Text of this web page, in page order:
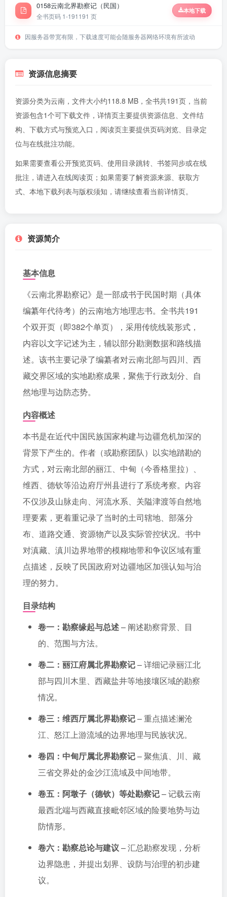
0158云南北界勘察记（民国）
全书页码 1-191 191 页
本地下载
因服务器带宽有限，下载速度可能会随服务器网络环境有所波动
资源信息摘要
资源分类为云南，文件大小约118.8 MB，全书共191页，当前
资源包含1个可下载文件，详情页主要提供资源信息、文件结
构、下载方式与预览入口，阅读页主要提供页码浏览、目录定
位与在线批注功能。
如果需要查看公开预览页码、使用目录跳转、书签同步或在线
批注，请进入在线阅读页 ；如果需要了解资源来源、获取方
式、本地下载列表与版权须知，请继续查看当前详情页。
资源简介
基本信息
《云南北界勘察记》是一部成书于民国时期（具体
编纂年代待考）的云南地方地理志书。全书共191
个双开页（即382个单页），采用传统线装形式，
内容以文字记述为主，辅以部分勘测数据和路线描
述。该书主要记录了编纂者对云南北部与四川、西
藏交界区域的实地勘察成果，聚焦于行政划分、自
然地理与边防态势。
内容概述
本书是在近代中国民族国家构建与边疆危机加深的
背景下产生的。作者（或勘察团队）以实地踏勘的
方式，对云南北部的丽江、中甸（今香格里拉）、
维西、德钦等沿边府厅州县进行了系统考察。内容
不仅涉及山脉走向、河流水系、关隘津渡等自然地
理要素，更着重记录了当时的土司辖地、部落分
布、道路交通、资源物产以及实际管控状况。书中
对滇藏、滇川边界地带的模糊地带和争议区域有重
点描述，反映了民国政府对边疆地区加强认知与治
理的努力。
目录结构
卷一：勘察缘起与总述– 阐述勘察背景、目
的、范围与方法。
卷二：丽江府属北界勘察记– 详细记录丽江北
部与四川木里、西藏盐井等地接壤区域的勘察
情况。
卷三：维西厅属北界勘察记– 重点描述澜沧
江、怒江上游流域的边界地理与民族状况。
卷四：中甸厅属北界勘察记– 聚焦滇、川、藏
三省交界处的金沙江流域及中间地带。
卷五：阿墩子（德钦）等处勘察记– 记载云南
最西北端与西藏直接毗邻区域的险要地势与边
防情形。
卷六：勘察总论与建议 – 汇总勘察发现，分析
边界隐患，并提出划界、设防与治理的初步建
议。